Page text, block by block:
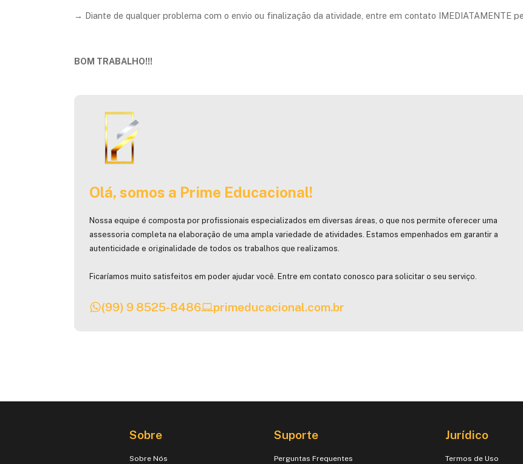
​→ Diante de qualquer problema com o envio ou finalização da atividade, entre em contato IMEDIATAMENTE
BOM TRABALHO!!!
Olá, somos a Prime Educacional!
Nossa equipe é composta por profissionais especializados em diversas áreas, o que nos permite oferecer uma
assessoria completa na elaboração de uma ampla variedade de atividades. Estamos empenhados em garantir a
autenticidade e originalidade de todos os trabalhos que realizamos.
Ficaríamos muito satisfeitos em poder ajudar você. Entre em contato conosco para solicitar o seu serviço.
(99) 9 8525-8486 primeducacional.com.br
Sobre
Sobre Nós
Suporte
Perguntas Frequentes
Jurídico
Termos de Uso